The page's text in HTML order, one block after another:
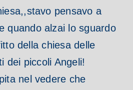
pensavo a
quando alzai lo sguardo
della chiesa delle
dei piccoli Angeli!
nel vedere che